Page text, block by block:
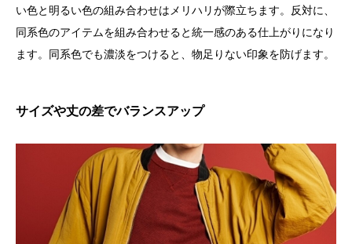
い色と明るい色の組み合わせはメリハリが際立ちます。反対に、
同系色のアイテムを組み合わせると統一感のある仕上がりになり
ます。同系色でも濃淡をつけると、物足りない印象を防げます。
サイズや丈の差でバランスアップ